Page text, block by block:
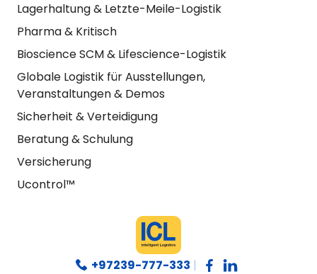
Lagerhaltung & Letzte-Meile-Logistik
Pharma & Kritisch
Bioscience SCM & Lifescience-Logistik
Globale Logistik für Ausstellungen,
Veranstaltungen & Demos
Sicherheit & Verteidigung
Beratung & Schulung
Versicherung
Ucontrol™
+97239-777-333 |